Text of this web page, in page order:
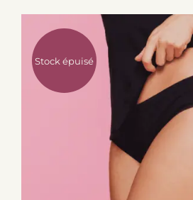
Stock épuisé